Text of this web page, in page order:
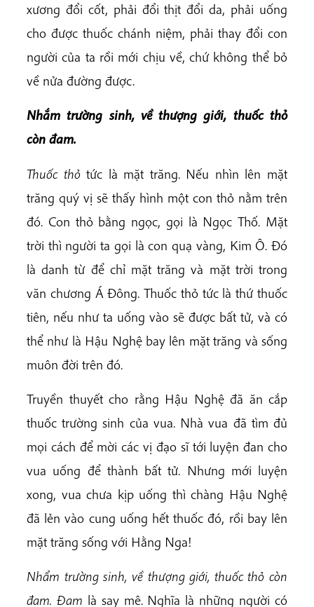
xương đổi cốt, phải đổi thịt đổi da, phải uống
cho được thuốc chánh niệm, phải thay đổi con
người của ta rồi mới chịu về, chứ không thể bỏ
về nửa đường được.
Nhắm trường sinh, về thượng giới, thuốc thỏ
còn đam.
Thuốc thỏtức là mặt trăng. Nếu nhìn lên mặt
trăng quý vị sẽ thấy hình một con thỏ nằm trên
đó. Con thỏ bằng ngọc, gọi là Ngọc Thố. Mặt
trời thì người ta gọi là con quạ vàng, Kim Ô. Đó
là danh từ để chỉ mặt trăng và mặt trời trong
văn chương Á Đông. Thuốc thỏ tức là thứ thuốc
tiên, nếu như ta uống vào sẽ được bất tử, và có
thể như là Hậu Nghệ bay lên mặt trăng và sống
muôn đời trên đó.
Truyền thuyết cho rằng Hậu Nghệ đã ăn cắp
thuốc trường sinh của vua. Nhà vua đã tìm đủ
mọi cách để mời các vị đạo sĩ tới luyện đan cho
vua uống để thành bất tử. Nhưng mới luyện
xong, vua chưa kịp uống thì chàng Hậu Nghệ
đã lẻn vào cung uống hết thuốc đó, rồi bay lên
mặt trăng sống với Hằng Nga!
Nhẩm trường sinh, về thượng giới, thuốc thỏ còn
đam. Đam là say mê. Nghĩa là những người có